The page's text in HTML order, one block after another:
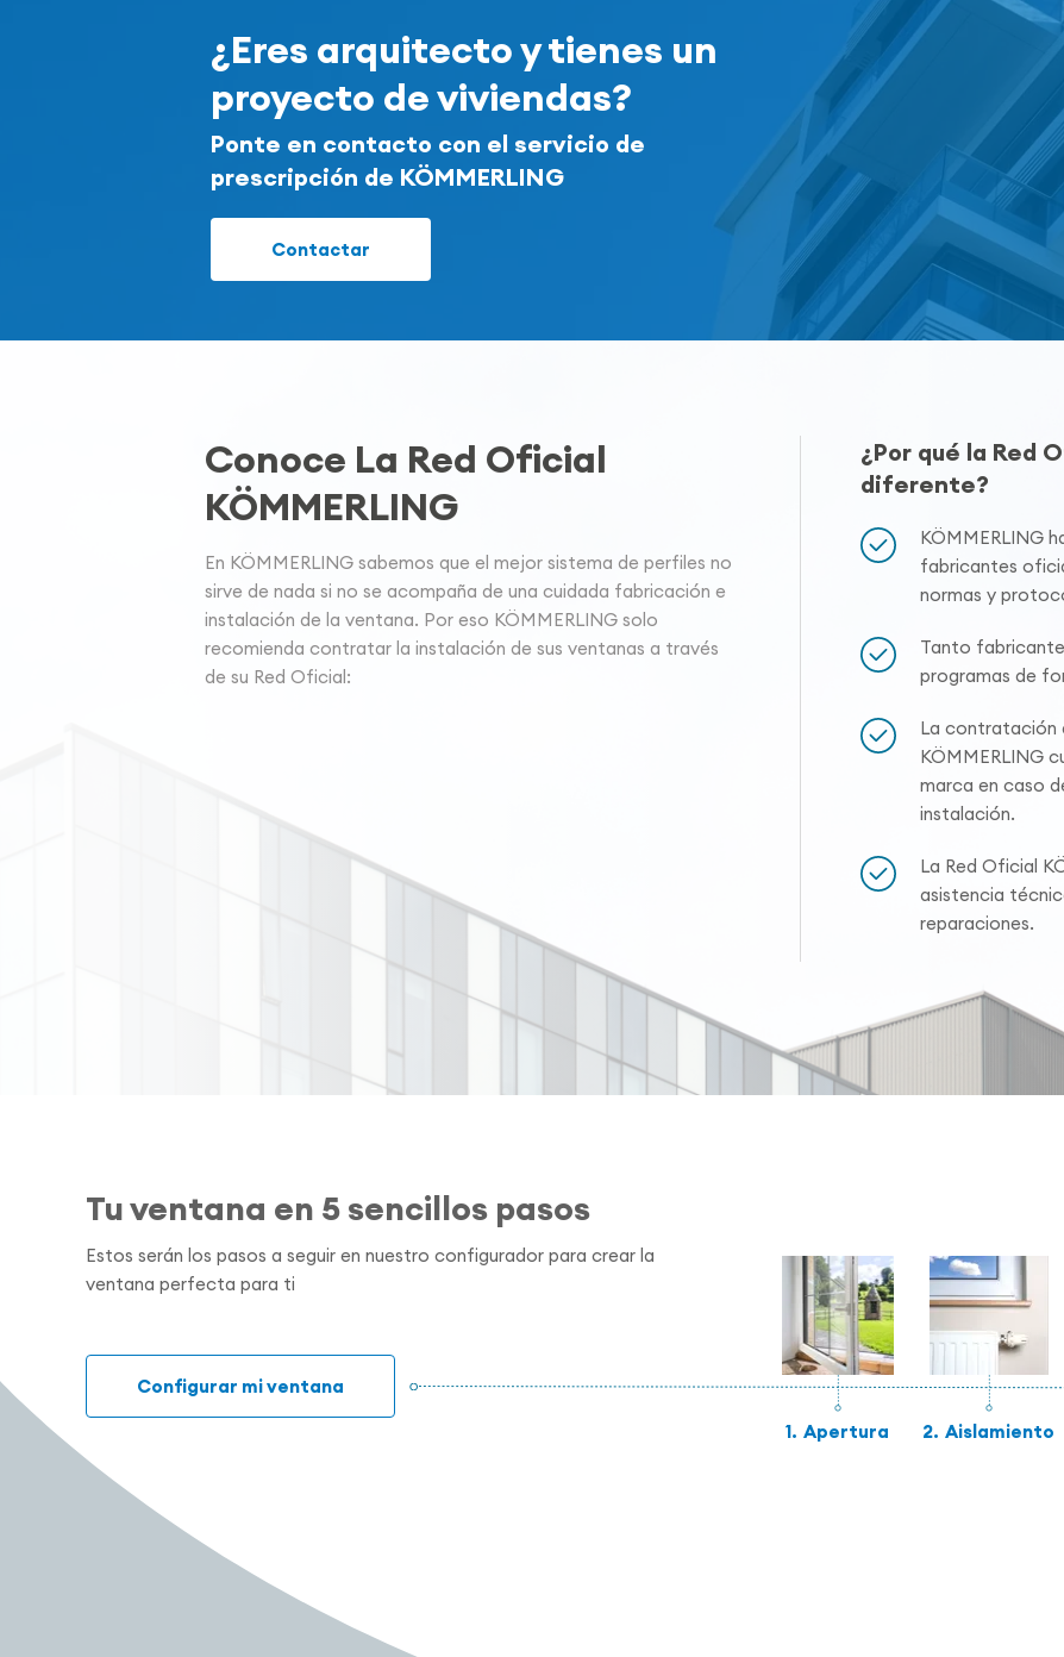
¿Eres arquitecto y tienes un
proyecto de viviendas?
Ponte en contacto con el servicio de
prescripción de KÖMMERLING
Contactar
Conoce La Red Oficial
KÖMMERLING
En KÖMMERLING sabemos que el mejor sistema de perfiles no
sirve de nada si no se acompaña de una cuidada fabricación e
instalación de la ventana. Por eso KÖMMERLING solo
recomienda contratar la instalación de sus ventanas a través
de su Red Oficial:
¿Por qué la Red
diferente?
KÖMMERLING
fabricantes
normas y
Tanto
programas de
La contratación
KÖMMERLING
marca en caso
instalación.
La Red Oficial
asistencia
reparaciones.
Tu ventana en 5 sencillos pasos
Estos serán los pasos a seguir en nuestro configurador para crear la
ventana perfecta para ti
Configurar mi ventana
1. Apertura 2. Aislamiento